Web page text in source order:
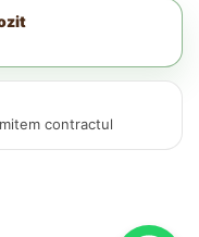
contractul